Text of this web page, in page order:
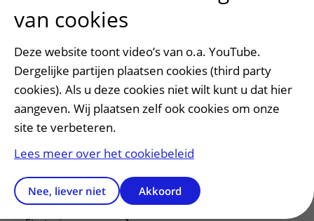
Voorbereiden op uw afspraak
Bezoektijden
Onderwijs en onderzoek
De Nieuwe Utrechtse School
Stage en opleidingsplaatsen
Research
van cookies
Deze website toont video’s van o.a. YouTube.
Dergelijke partijen plaatsen cookies (third party
cookies). Als u deze cookies niet wilt kunt u dat hier
aangeven. Wij plaatsen zelf ook cookies om onze
site te verbeteren.
Lees meer over het cookiebeleid
Nee, liever niet Akkoord